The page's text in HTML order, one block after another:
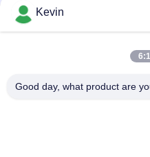
Φορεμένες
4G φορεμένη σώμα
Kevin
Good day, what product are